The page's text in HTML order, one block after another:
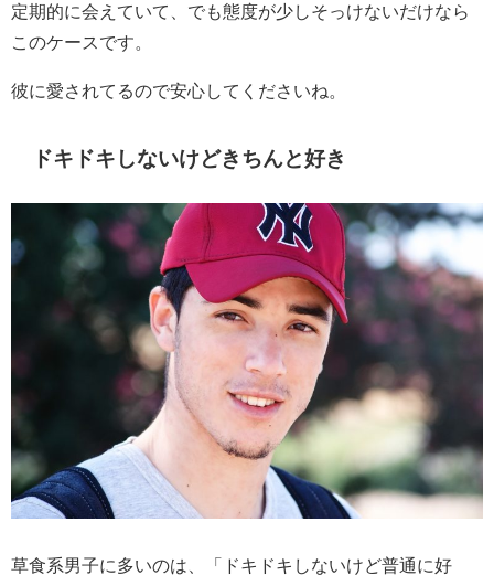
定期的に会えていて、でも態度が少しそっけないだけなら
このケースです。
彼に愛されてるので安心してくださいね。
ドキドキしないけどきちんと好き
草食系男子に多いのは、「ドキドキしないけど普通に好